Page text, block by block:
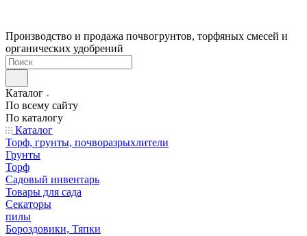
Производство и продажа почвогрунтов, торфяных смесей и
органических удобрений
Каталог
По всему сайту
По каталогу
Каталог
Торф, грунты, почворазрыхлители
Грунты
Торф
Садовый инвентарь
Товары для сада
Секаторы
пилы
Бороздовики, Тяпки